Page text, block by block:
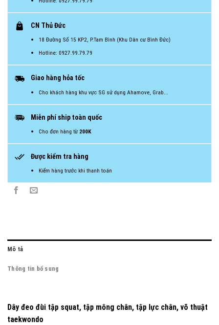
CN Thủ Đức
18 Đường Số 15 KP2, P.Tam Bình (Khu Dân cư Bình Đức)
Hotline: 0927.99.79.79
Giao hàng hỏa tốc
Cho khách hàng khu vực SG sử dụng Ahamove, Grab...
Miễn phí ship toàn quốc
Cho đơn hàng từ200K
Được kiểm tra hàng
Kiểm hàng trước khi thanh toán
Mô tả
Thông tin bổ sung
Dây đeo đùi tập squat, tập mông chân, tập lực chân, võ thuật
taekwondo